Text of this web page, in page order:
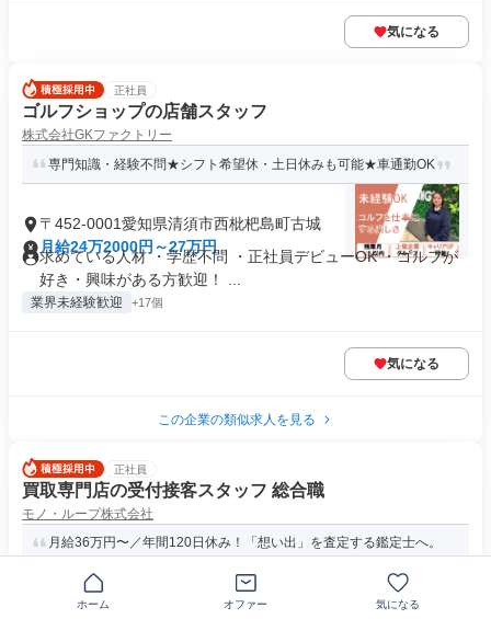
気になる
正社員
ゴルフショップの店舗スタッフ
株式会社GKファクトリー
専門知識・経験不問★シフト希望休・土日休みも可能★車通勤OK
〒452-0001愛知県清須市西枇杷島町古城
月給24万2000円～27万円
求めている人材 ・学歴不問 ・正社員デビューOK ・ゴルフが
好き・興味がある方歓迎！ ...
業界未経験歓迎 +17個
気になる
この企業の類似求人を見る
正社員
買取専門店の受付接客スタッフ 総合職
モノ・ループ株式会社
月給36万円〜／年間120日休み！「想い出」を査定する鑑定士へ。
ホーム オファー 気になる